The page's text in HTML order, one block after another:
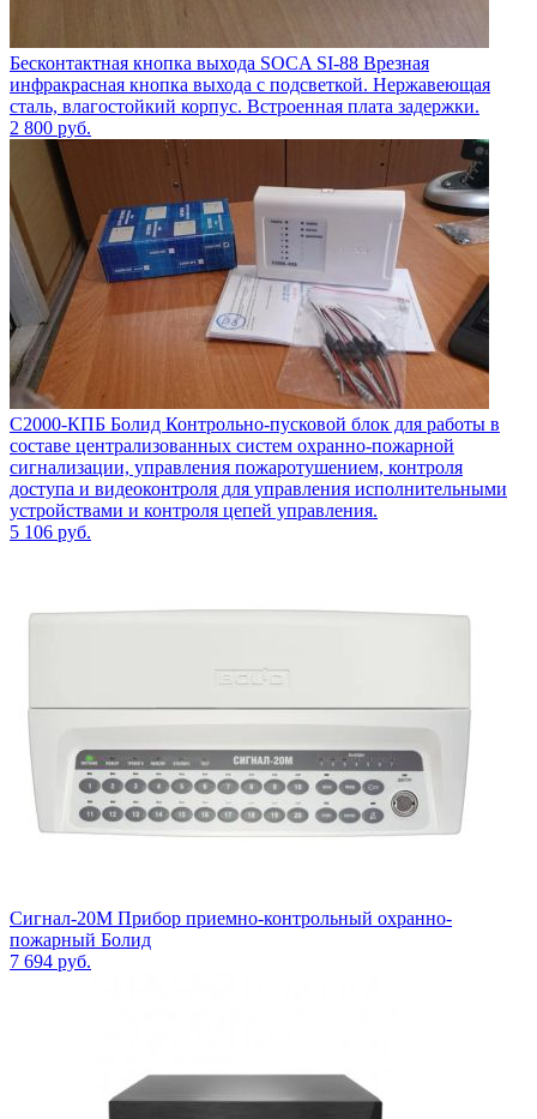
Бесконтактная кнопка выхода SOCA SI-88 Врезная
инфракрасная кнопка выхода с подсветкой. Нержавеющая
сталь, влагостойкий корпус. Встроенная плата задержки.
2 800 руб.
С2000-КПБ Болид Контрольно-пусковой блок для работы в
составе централизованных систем охранно-пожарной
сигнализации, управления пожаротушением, контроля
доступа и видеоконтроля для управления исполнительными
устройствами и контроля цепей управления.
5 106 руб.
Сигнал-20М Прибор приемно-контрольный охранно-
пожарный Болид
7 694 руб.